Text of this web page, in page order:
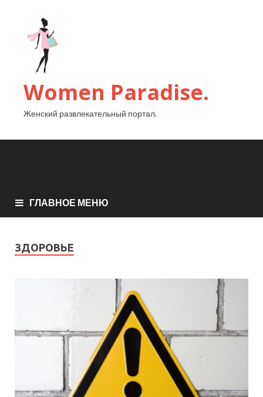
Women Paradise.
Женский развлекательный портал.
ГЛАВНОЕ МЕНЮ
ЗДОРОВЬЕ